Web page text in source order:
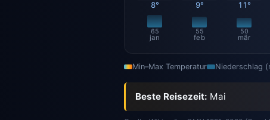
8°
65
jan
9°
55
feb
11°
50
mär
Min–Max Temperatur Niederschlag
Beste Reisezeit: Mai